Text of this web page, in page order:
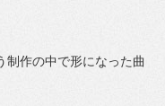
制作の中で形になった曲